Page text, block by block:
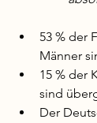
53 % der
Männer
15 % der
sind
Der